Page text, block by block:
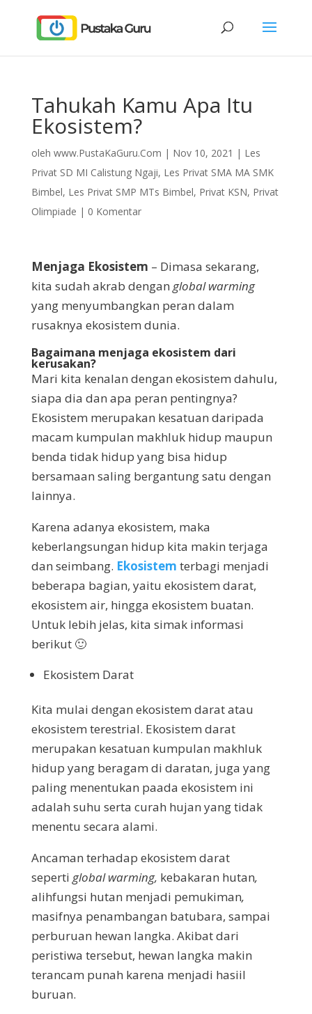
Tahukah Kamu Apa Itu
Ekosistem?
oleh www.PustaKaGuru.Com | Nov 10, 2021 | Les
Privat SD MI Calistung Ngaji, Les Privat SMA MA SMK
Bimbel, Les Privat SMP MTs Bimbel, Privat KSN, Privat
Olimpiade | 0 Komentar
Menjaga Ekosistem – Dimasa sekarang,
kita sudah akrab dengan global warming
yang menyumbangkan peran dalam
rusaknya ekosistem dunia.
Bagaimana menjaga ekosistem dari
kerusakan?
Mari kita kenalan dengan ekosistem dahulu,
siapa dia dan apa peran pentingnya?
Ekosistem merupakan kesatuan daripada
macam kumpulan makhluk hidup maupun
benda tidak hidup yang bisa hidup
bersamaan saling bergantung satu dengan
lainnya.
Karena adanya ekosistem, maka
keberlangsungan hidup kita makin terjaga
dan seimbang. Ekosistem terbagi menjadi
beberapa bagian, yaitu ekosistem darat,
ekosistem air, hingga ekosistem buatan.
Untuk lebih jelas, kita simak informasi
berikut 🙂
Ekosistem Darat
Kita mulai dengan ekosistem darat atau
ekosistem terestrial. Ekosistem darat
merupakan kesatuan kumpulan makhluk
hidup yang beragam di daratan, juga yang
paling menentukan paada ekosistem ini
adalah suhu serta curah hujan yang tidak
menentu secara alami.
Ancaman terhadap ekosistem darat
seperti global warming, kebakaran hutan,
alihfungsi hutan menjadi pemukiman,
masifnya penambangan batubara, sampai
perburuan hewan langka. Akibat dari
peristiwa tersebut, hewan langka makin
terancam punah karena menjadi hasiil
buruan.